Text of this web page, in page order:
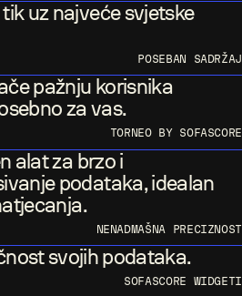
uz najveće svjetske
POSEBAN SADRŽAJ
pažnju korisnika
za vas.
TORNEO BY SOFASCORE
alat za brzo i
podataka, idealan
NENADMAŠNA PRECIZNOST
svojih podataka.
SOFASCORE WIDGETI